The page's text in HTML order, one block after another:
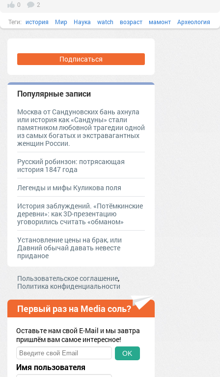
0 2
Теги: история Мир Наука watch возраст мамонт Археология
Подписаться
Популярные записи
Москва от Сандуновских бань ахнула
или история как «Сандуны» стали
памятником любовной трагедии одной
из самых богатых и экстравагантных
женщин России.
Русский робинзон: потрясающая
история 1847 года
Легенды и мифы Куликова поля
История заблуждений. «Потёмкинские
деревни»: как 3D-презентацию
уговорились считать «обманом»
Установление цены на брак, или
Давний обычай давать невесте
приданое
Пользовательское соглашение,
Политика конфиденциальности
Первый раз на Media соль?
Оставьте нам свой E-Mail и мы завтра
пришлём вам самое интересное!
OK
Имя пользователя